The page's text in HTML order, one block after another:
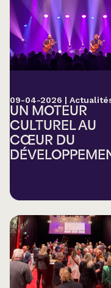
09-04-2026 |
UN MOTEUR
CULTUREL AU
CŒUR DU